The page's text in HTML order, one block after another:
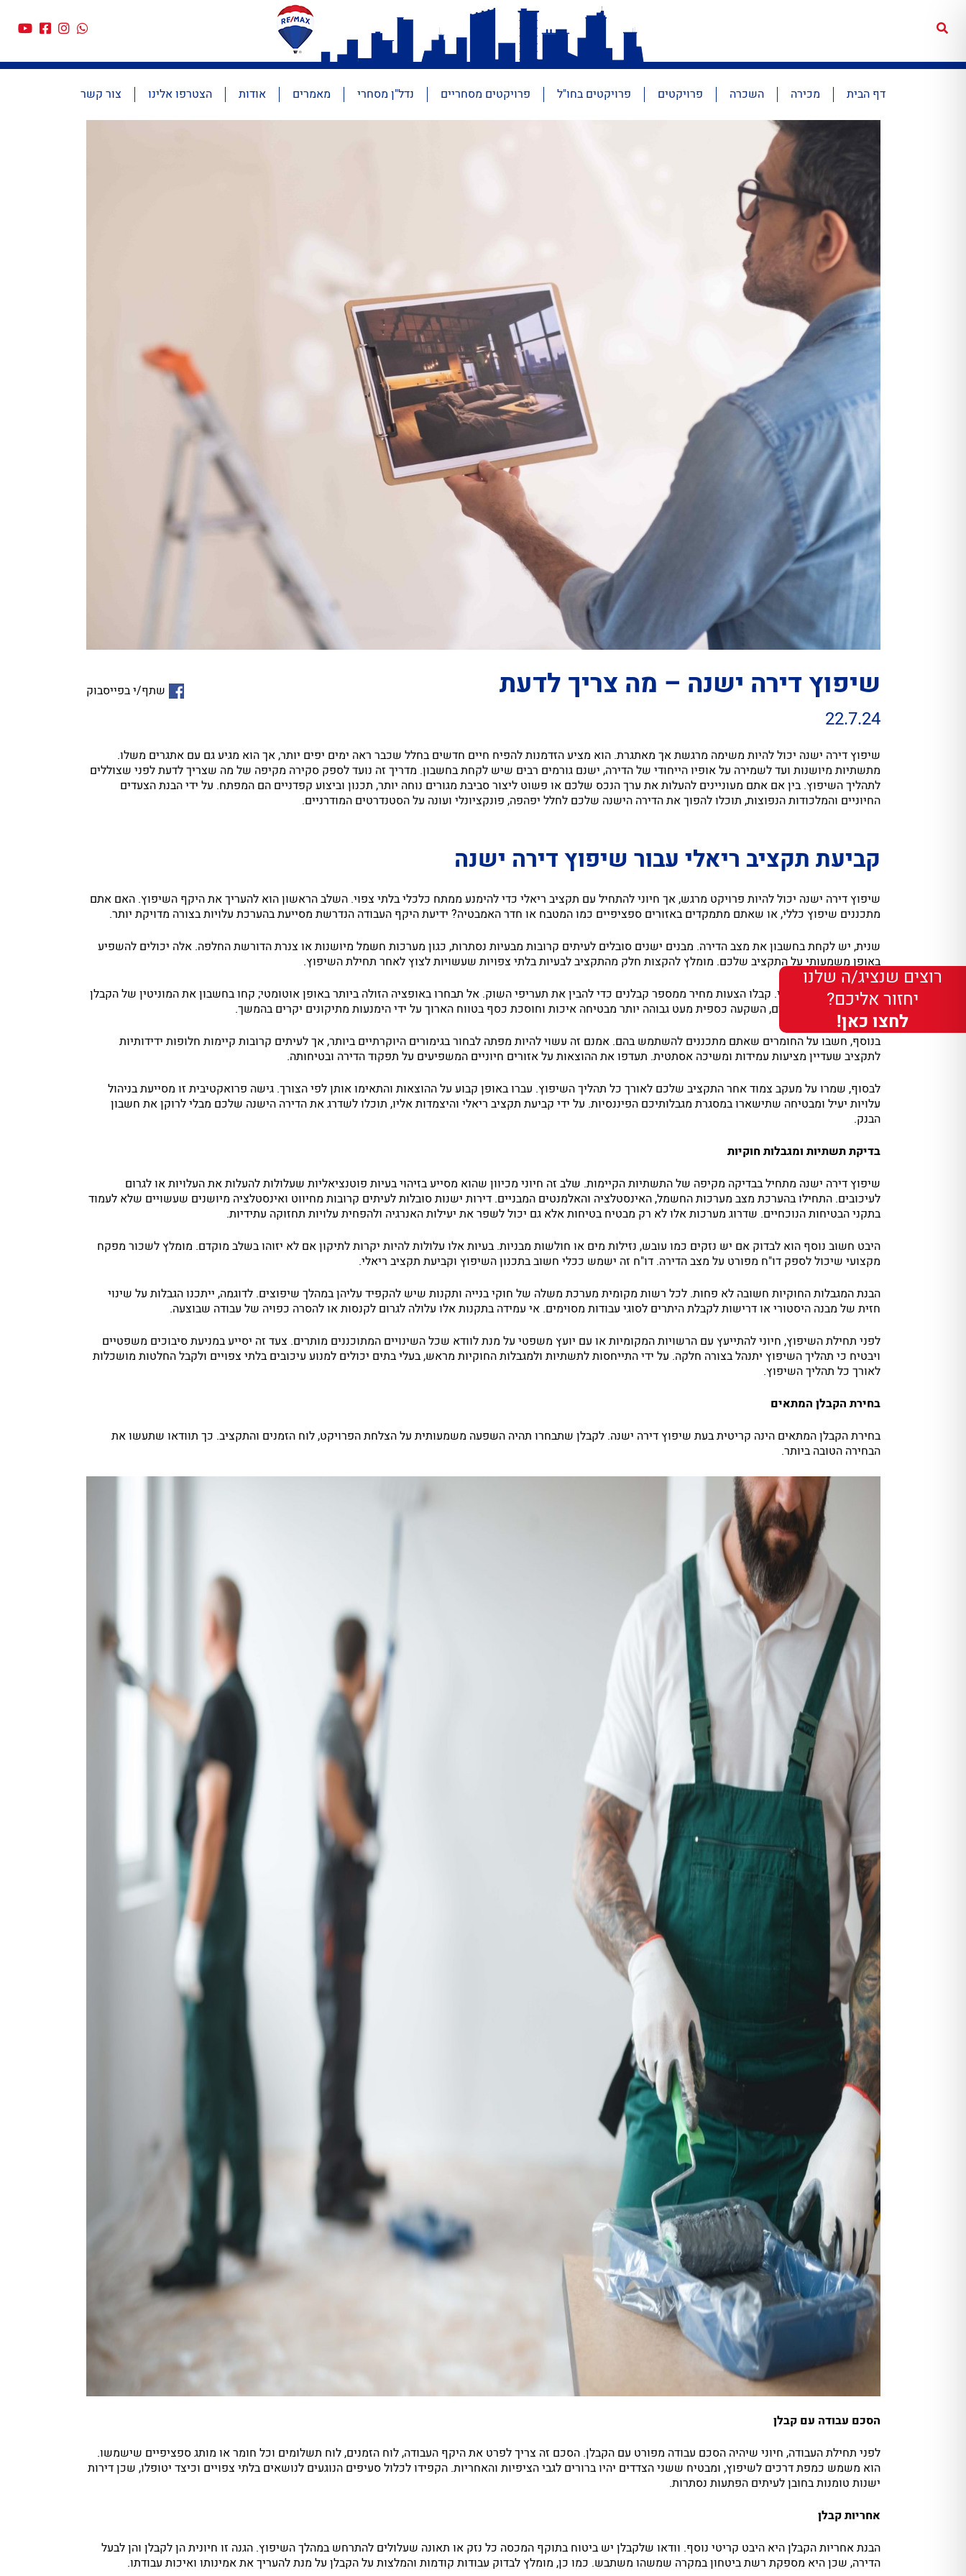
דף הבית מכירה השכרה פרויקטים פרויקטים בחו"ל פרויקטים מסחריים נדל"ן מסחרי מאמרים אודות הצטרפו אלינו צור קשר
שיפוץ דירה ישנה – מה צריך לדעת שתף/י בפייסבוק
22.7.24
שיפוץ דירה ישנה יכול להיות משימה מרגשת אך מאתגרת. הוא מציע הזדמנות להפיח חיים חדשים בחלל שכבר ראה ימים יפים יותר, אך הוא מגיע גם עם אתגרים משלו.
מתשתיות מיושנות ועד לשמירה על אופיו הייחודי של הדירה, ישנם גורמים רבים שיש לקחת בחשבון. מדריך זה נועד לספק סקירה מקיפה של מה שצריך לדעת לפני שצוללים
לתהליך השיפוץ. בין אם אתם מעוניינים להעלות את ערך הנכס שלכם או פשוט ליצור סביבת מגורים נוחה יותר, תכנון וביצוע קפדניים הם המפתח. על ידי הבנת הצעדים
החיוניים והמלכודות הנפוצות, תוכלו להפוך את הדירה הישנה שלכם לחלל יפהפה, פונקציונלי ועונה על הסטנדרטים המודרניים.
קביעת תקציב ריאלי עבור שיפוץ דירה ישנה
שיפוץ דירה ישנה יכול להיות פרויקט מרגש, אך חיוני להתחיל עם תקציב ריאלי כדי להימנע ממתח כלכלי בלתי צפוי. השלב הראשון הוא להעריך את היקף השיפוץ. האם אתם
מתכננים שיפוץ כללי, או שאתם מתמקדים באזורים ספציפיים כמו המטבח או חדר האמבטיה? ידיעת היקף העבודה הנדרשת מסייעת בהערכת עלויות בצורה מדויקת יותר.
שנית, יש לקחת בחשבון את מצב הדירה. מבנים ישנים סובלים לעיתים קרובות מבעיות נסתרות, כגון מערכות חשמל מיושנות או צנרת הדורשת החלפה. אלה יכולים להשפיע
באופן משמעותי על התקציב שלכם. מומלץ להקצות חלק מהתקציב לבעיות בלתי צפויות שעשויות לצוץ לאחר תחילת השיפוץ.
חקר עלויות הוא קריטי. קבלו הצעות מחיר ממספר קבלנים כדי להבין את תעריפי השוק. אל תבחרו באופציה הזולה ביותר באופן אוטומטי; קחו בחשבון את המוניטין של הקבלן
ועבודותיו בעבר. לעיתים, השקעה כספית מעט גבוהה יותר מבטיחה איכות וחוסכת כסף בטווח הארוך על ידי הימנעות מתיקונים יקרים בהמשך.
בנוסף, חשבו על החומרים שאתם מתכננים להשתמש בהם. אמנם זה עשוי להיות מפתה לבחור בגימורים היוקרתיים ביותר, אך לעיתים קרובות קיימות חלופות ידידותיות
לתקציב שעדיין מציעות עמידות ומשיכה אסתטית. תעדפו את ההוצאות על אזורים חיוניים המשפיעים על תפקוד הדירה ובטיחותה.
לבסוף, שמרו על מעקב צמוד אחר התקציב שלכם לאורך כל תהליך השיפוץ. עברו באופן קבוע על ההוצאות והתאימו אותן לפי הצורך. גישה פרואקטיבית זו מסייעת בניהול
עלויות יעיל ומבטיחה שתישארו במסגרת מגבלותיכם הפיננסיות. על ידי קביעת תקציב ריאלי והיצמדות אליו, תוכלו לשדרג את הדירה הישנה שלכם מבלי לרוקן את חשבון
הבנק.
בדיקת תשתיות ומגבלות חוקיות
שיפוץ דירה ישנה מתחיל בבדיקה מקיפה של התשתיות הקיימות. שלב זה חיוני מכיוון שהוא מסייע בזיהוי בעיות פוטנציאליות שעלולות להעלות את העלויות או לגרום
לעיכובים. התחילו בהערכת מצב מערכות החשמל, האינסטלציה והאלמנטים המבניים. דירות ישנות סובלות לעיתים קרובות מחיווט ואינסטלציה מיושנים שעשויים שלא לעמוד
בתקני הבטיחות הנוכחיים. שדרוג מערכות אלו לא רק מבטיח בטיחות אלא גם יכול לשפר את יעילות האנרגיה ולהפחית עלויות תחזוקה עתידיות.
היבט חשוב נוסף הוא לבדוק אם יש נזקים כמו עובש, נזילות מים או חולשות מבניות. בעיות אלו עלולות להיות יקרות לתיקון אם לא יזוהו בשלב מוקדם. מומלץ לשכור מפקח
מקצועי שיכול לספק דו"ח מפורט על מצב הדירה. דו"ח זה ישמש ככלי חשוב בתכנון השיפוץ וקביעת תקציב ריאלי.
הבנת המגבלות החוקיות חשובה לא פחות. לכל רשות מקומית מערכת משלה של חוקי בנייה ותקנות שיש להקפיד עליהן במהלך שיפוצים. לדוגמה, ייתכנו הגבלות על שינוי
חזית של מבנה היסטורי או דרישות לקבלת היתרים לסוגי עבודות מסוימים. אי עמידה בתקנות אלו עלולה לגרום לקנסות או להסרה כפויה של עבודה שבוצעה.
לפני תחילת השיפוץ, חיוני להתייעץ עם הרשויות המקומיות או עם יועץ משפטי על מנת לוודא שכל השינויים המתוכננים מותרים. צעד זה יסייע במניעת סיבוכים משפטיים
ויבטיח כי תהליך השיפוץ יתנהל בצורה חלקה. על ידי התייחסות לתשתיות ולמגבלות החוקיות מראש, בעלי בתים יכולים למנוע עיכובים בלתי צפויים ולקבל החלטות מושכלות
לאורך כל תהליך השיפוץ.
בחירת הקבלן המתאים
בחירת הקבלן המתאים הינה קריטית בעת שיפוץ דירה ישנה. לקבלן שתבחרו תהיה השפעה משמעותית על הצלחת הפרויקט, לוח הזמנים והתקציב. כך תוודאו שתעשו את
הבחירה הטובה ביותר.
הסכם עבודה עם קבלן
לפני תחילת העבודה, חיוני שיהיה הסכם עבודה מפורט עם הקבלן. הסכם זה צריך לפרט את היקף העבודה, לוח הזמנים, לוח תשלומים וכל חומר או מותג ספציפיים שישמשו.
הוא משמש כמפת דרכים לשיפוץ, ומבטיח ששני הצדדים יהיו ברורים לגבי הציפיות והאחריות. הקפידו לכלול סעיפים הנוגעים לנושאים בלתי צפויים וכיצד יטופלו, שכן דירות
ישנות טומנות בחובן לעיתים הפתעות נסתרות.
אחריות קבלן
הבנת אחריות הקבלן היא היבט קריטי נוסף. וודאו שלקבלן יש ביטוח בתוקף המכסה כל נזק או תאונה שעלולים להתרחש במהלך השיפוץ. הגנה זו חיונית הן לקבלן והן לבעל
הדירה, שכן היא מספקת רשת ביטחון במקרה שמשהו משתבש. כמו כן, מומלץ לבדוק עבודות קודמות והמלצות על הקבלן על מנת להעריך את אמינותו ואיכות עבודתו.
רוצים שנציג/ה שלנו
יחזור אליכם?
לחצו כאן!